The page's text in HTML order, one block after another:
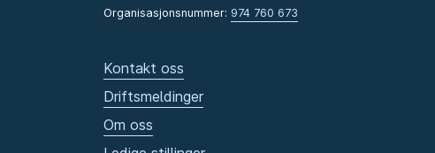
Organisasjonsnummer: 974 760 673
Kontakt oss
Driftsmeldinger
Om oss